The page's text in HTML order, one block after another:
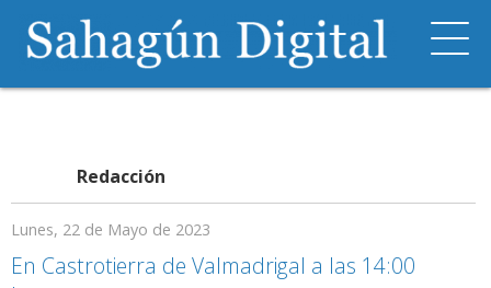
Redacción
Lunes, 22 de Mayo de 2023
En Castrotierra de Valmadrigal a las 14:00